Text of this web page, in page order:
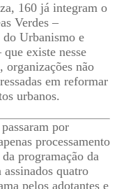
160 já integram o
Verdes –
Urbanismo e
existe nesse
organizações não
em reformar
urbanos.
por
processamento
programação da
quatro
pelos adotantes e